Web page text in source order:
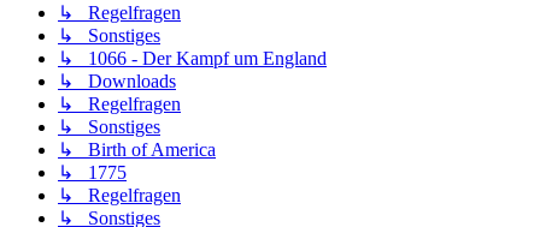
↳ Regelfragen
↳ Sonstiges
↳ 1066 - Der Kampf um England
↳ Downloads
↳ Regelfragen
↳ Sonstiges
↳ Birth of America
↳ 1775
↳ Regelfragen
↳ Sonstiges